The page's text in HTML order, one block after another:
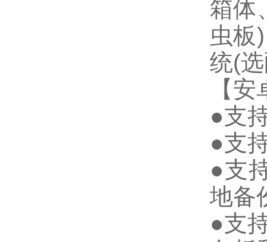
箱体
虫板
统(
【
●支
●支
●支
地备
●支